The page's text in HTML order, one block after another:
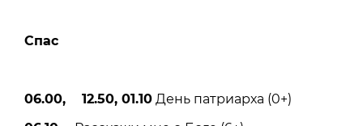
Спас
06.00, 12.50, 01.10 День патриарха (0+)